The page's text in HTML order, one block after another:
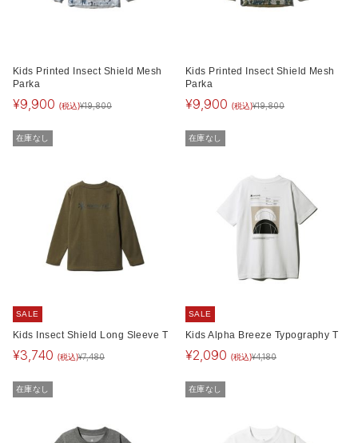
Kids Printed Insect Shield Mesh
Parka
¥9,900 (税込)¥19,800
Kids Printed Insect Shield Mesh
Parka
¥9,900 (税込)¥19,800
在庫なし
SALE
Kids Insect Shield Long Sleeve T
¥3,740 (税込)¥7,480
在庫なし
SALE
Kids Alpha Breeze Typography T
¥2,090 (税込)¥4,180
在庫なし 在庫なし